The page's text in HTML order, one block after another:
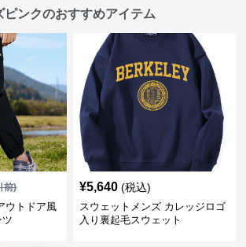
ピンクのおすすめアイテム
前)
ウトドア風
¥5,640 (税込)
スウェットメンズ カレッジロゴ
入り裏起毛スウェット